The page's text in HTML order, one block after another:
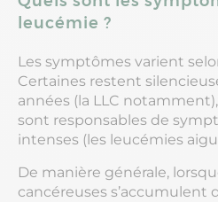
leucémie ?
Les symptômes varient
Certaines restent
années (la LLC
sont responsables de
intenses (les leucémies
De manière générale,
cancéreuses s’accumulent